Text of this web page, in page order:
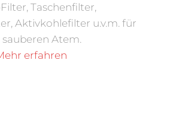
Taschenfilter,
Aktivkohlefilter u.v.m. für
sauberen Atem.
erfahren